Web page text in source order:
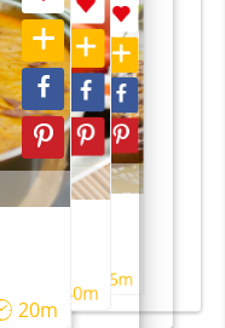
20m
40m
55m